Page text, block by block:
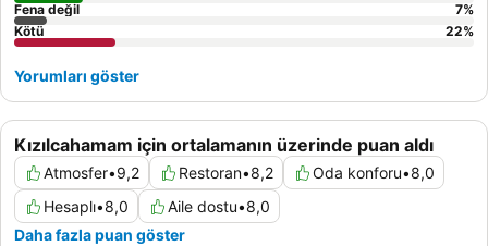
Kızılcahamam için ortalamanın üzerinde puan aldı
Atmosfer•9,2 Restoran•8,2 Oda konforu•8,0
Hesaplı•8,0 Aile dostu•8,0
Daha fazla puan göster
Fena değil
7%
Kötü
22%
Yorumları göster